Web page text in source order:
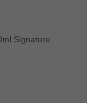
Signature